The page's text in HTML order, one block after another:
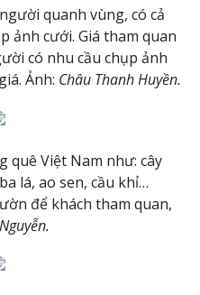
quanh vùng, có cả
ảnh cưới. Giá tham quan
có nhu cầu chụp ảnh
Ảnh: Châu Thanh Huyền.
quê Việt Nam như: cây
lá, ao sen, cầu khỉ…
để khách tham quan,